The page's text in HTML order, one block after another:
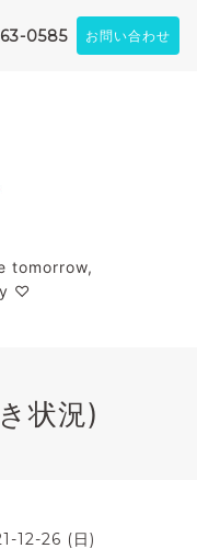
0585 お問い合わせ
tomorrow,
♡
状況)
12-26 (日)